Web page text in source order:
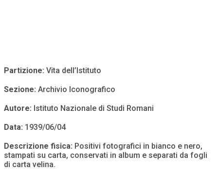
Partizione: Vita dell’Istituto
Sezione: Archivio Iconografico
Autore: Istituto Nazionale di Studi Romani
Data: 1939/06/04
Descrizione fisica: Positivi fotografici in bianco e nero,
stampati su carta, conservati in album e separati da fogli
di carta velina.